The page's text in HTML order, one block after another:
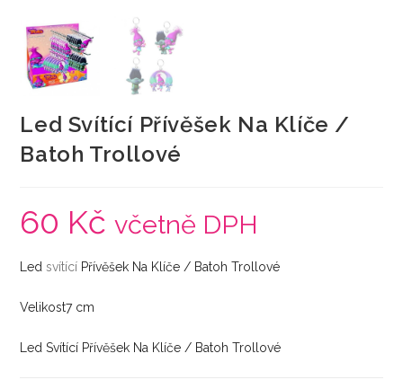
Led Svítící Přívěšek Na Klíče /
Batoh Trollové
60 Kč včetně DPH
Ledsvítící Přívěšek Na Klíče / Batoh Trollové
Velikost7 cm
Led Svítící Přívěšek Na Klíče / Batoh Trollové